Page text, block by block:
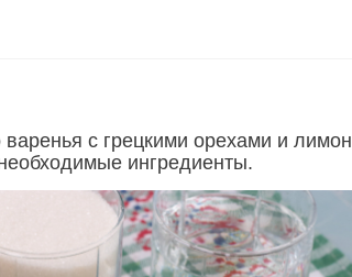
с грецкими орехами и
ингредиенты.